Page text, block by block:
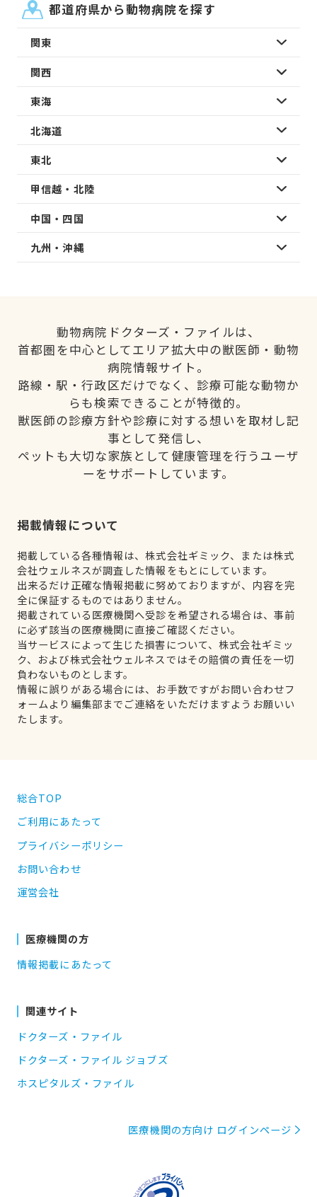
都道府県から動物病院を探す
関東
関西
東海
北海道
東北
甲信越・北陸
中国・四国
九州・沖縄
動物病院ドクターズ・ファイルは、
首都圏を中心としてエリア拡大中の獣医師・動物
病院情報サイト。
路線・駅・行政区だけでなく、診療可能な動物か
らも検索できることが特徴的。
獣医師の診療方針や診療に対する想いを取材し記
事として発信し、
ペットも大切な家族として健康管理を行うユーザ
ーをサポートしています。
掲載情報について
掲載している各種情報は、株式会社ギミック、または株式
会社ウェルネスが調査した情報をもとにしています。
出来るだけ正確な情報掲載に努めておりますが、内容を完
全に保証するものではありません。
掲載されている医療機関へ受診を希望される場合は、事前
に必ず該当の医療機関に直接ご確認ください。
当サービスによって生じた損害について、株式会社ギミッ
ク、および株式会社ウェルネスではその賠償の責任を一切
負わないものとします。
情報に誤りがある場合には、お手数ですがお問い合わせフ
ォームより編集部までご連絡をいただけますようお願いい
たします。
総合TOP
ご利用にあたって
プライバシーポリシー
お問い合わせ
運営会社
医療機関の方
情報掲載にあたって
関連サイト
ドクターズ・ファイル
ドクターズ・ファイル ジョブズ
ホスピタルズ・ファイル
医療機関の方向け ログインページ